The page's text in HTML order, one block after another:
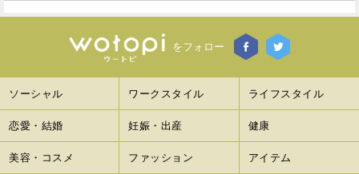
をフォロー
ソーシャル ワークスタイル ライフスタイル
恋愛・結婚 妊娠・出産 健康
美容・コスメ ファッション アイテム